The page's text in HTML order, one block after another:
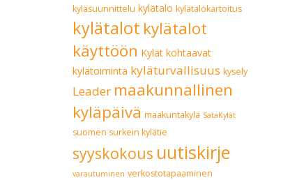
kyläsuunnittelu kylätalo kylätalokartoitus
kylätalot kylätalot
käyttöön Kylät kohtaavat
kylätoiminta kyläturvallisuus kysely
Leader maakunnallinen
kyläpäivä maakuntakylä SataKylät
suomen surkein kylätie
syyskokous uutiskirje
varautuminen verkostotapaaminen